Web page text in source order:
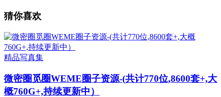
猜你喜欢
精品写真集
微密圈觅圈WEME圈子资源-(共计770位,8600套+,大
概760G+,持续更新中）